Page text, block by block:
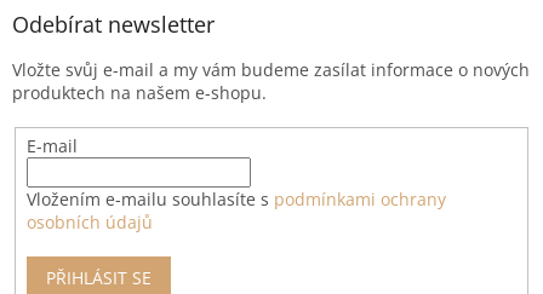
Odebírat newsletter
Vložte svůj e-mail a my vám budeme zasílat informace o nových
produktech na našem e-shopu.
E-mail
Vložením e-mailu souhlasíte s podmínkami ochrany
osobních údajů
PŘIHLÁSIT SE